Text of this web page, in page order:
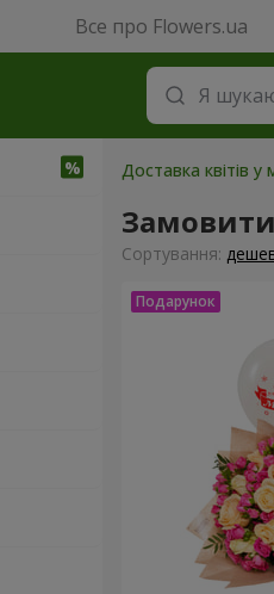
Все про Flowers.ua
Доставка квітів
Сортування: